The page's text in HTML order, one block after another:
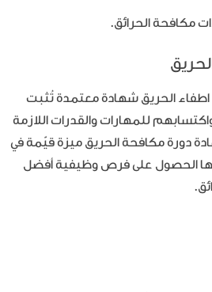
مكافحة الحرائق.
الحريق شهادة معتمدة تُثبت
للمهارات والقدرات اللازمة
دورة مكافحة الحريق ميزة قيّمة في
الحصول على فرص وظيفية أفضل